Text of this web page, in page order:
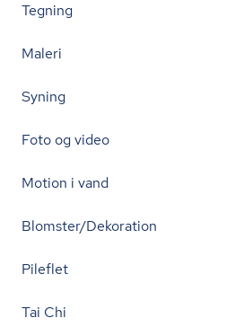
Tegning
Maleri
Syning
Foto og video
Motion i vand
Blomster/Dekoration
Pileflet
Tai Chi